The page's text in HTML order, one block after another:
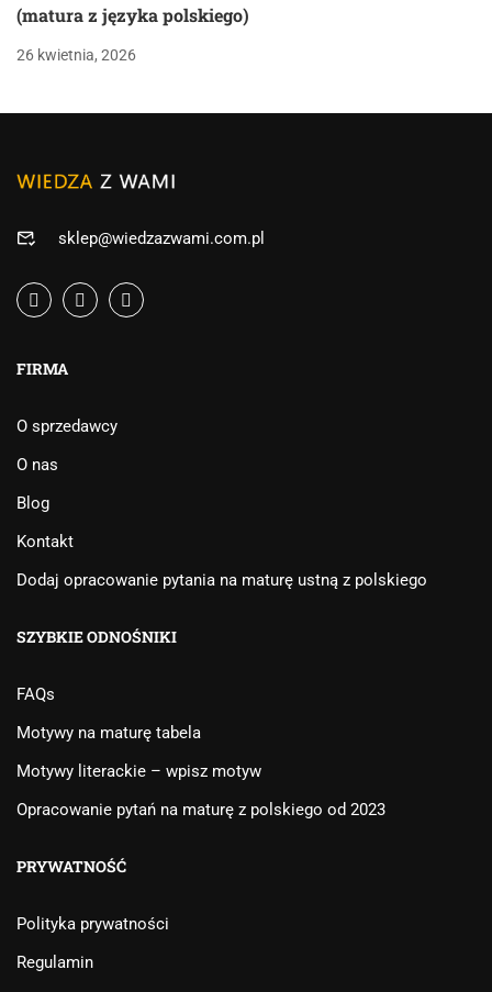
(matura z języka polskiego)
26 kwietnia, 2026
sklep@wiedzazwami.com.pl
FIRMA
O sprzedawcy
O nas
Blog
Kontakt
Dodaj opracowanie pytania na maturę ustną z polskiego
SZYBKIE ODNOŚNIKI
FAQs
Motywy na maturę tabela
Motywy literackie – wpisz motyw
Opracowanie pytań na maturę z polskiego od 2023
PRYWATNOŚĆ
Polityka prywatności
Regulamin